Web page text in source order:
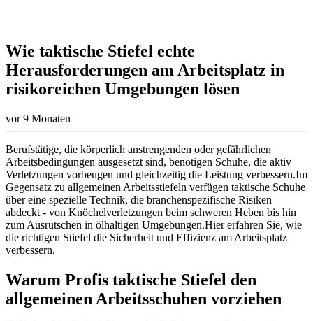
Wie taktische Stiefel echte
Herausforderungen am Arbeitsplatz in
risikoreichen Umgebungen lösen
vor 9 Monaten
Berufstätige, die körperlich anstrengenden oder gefährlichen
Arbeitsbedingungen ausgesetzt sind, benötigen Schuhe, die aktiv
Verletzungen vorbeugen und gleichzeitig die Leistung verbessern.Im
Gegensatz zu allgemeinen Arbeitsstiefeln verfügen taktische Schuhe
über eine spezielle Technik, die branchenspezifische Risiken
abdeckt - von Knöchelverletzungen beim schweren Heben bis hin
zum Ausrutschen in ölhaltigen Umgebungen.Hier erfahren Sie, wie
die richtigen Stiefel die Sicherheit und Effizienz am Arbeitsplatz
verbessern.
Warum Profis taktische Stiefel den
allgemeinen Arbeitsschuhen vorziehen